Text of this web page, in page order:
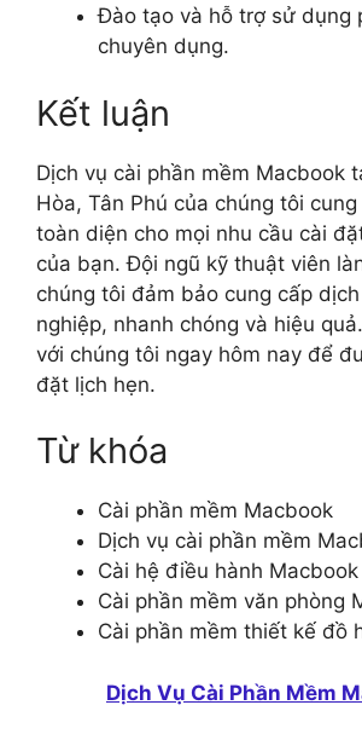
Đào tạo và hỗ trợ sử dụng
chuyên dụng.
Kết luận
Dịch vụ cài phần mềm Macbook
Hòa, Tân Phú của chúng tôi
toàn diện cho mọi nhu cầu cài
của bạn. Đội ngũ kỹ thuật viên
chúng tôi đảm bảo cung cấp
nghiệp, nhanh chóng và hiệu
với chúng tôi ngay hôm nay để
đặt lịch hẹn.
Từ khóa
Cài phần mềm Macbook
Dịch vụ cài phần mềm
Cài hệ điều hành Macbook
Cài phần mềm văn phòng
Cài phần mềm thiết kế đồ
Dịch Vụ Cài Phần Mềm